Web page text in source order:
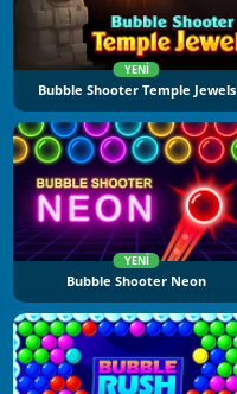
YENI
Bubble Shooter Temple Jewels
YENI
Bubble Shooter Neon